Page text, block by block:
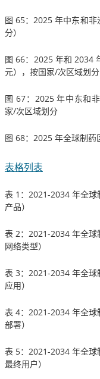
图 65：2025 年中东和
分）
图 66：2025 年和 2034
元），按国家/次区域划分
图 67：2025 年中东和
家/次区域划分
图 68：2025 年全球制药
表格列表
表 1：2021-2034 年全
产品）
表 2：2021-2034 年全
网络类型）
表 3：2021-2034 年全
应用）
表 4：2021-2034 年全
部署）
表 5：2021-2034 年全
最终用户）